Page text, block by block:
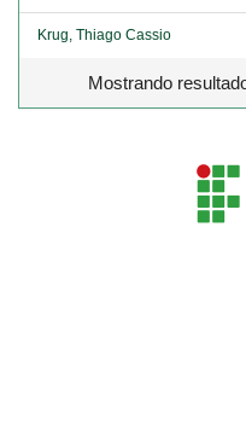
Krug, Thiago Cassio
Mostrando